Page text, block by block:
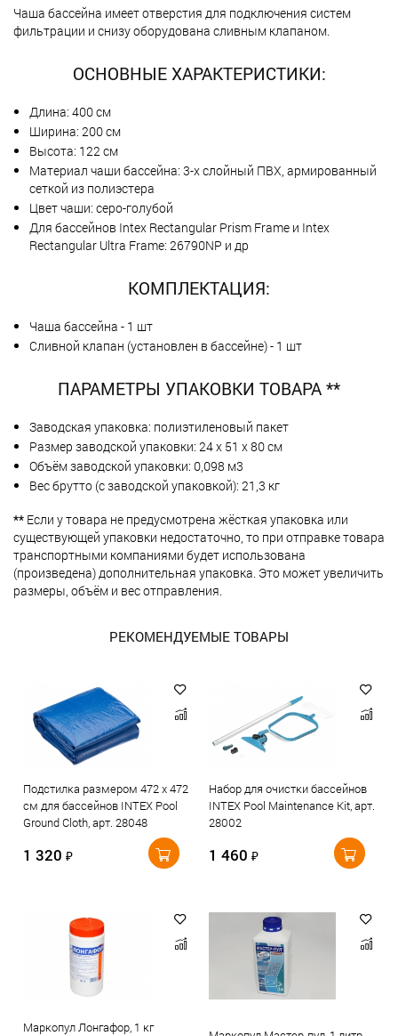
Чаша бассейна имеет отверстия для подключения систем
фильтрации и снизу оборудована сливным клапаном.
ОСНОВНЫЕ ХАРАКТЕРИСТИКИ:
Длина: 400 см
Ширина: 200 см
Высота: 122 см
Материал чаши бассейна: 3-х слойный ПВХ, армированный
сеткой из полиэстера
Цвет чаши: серо-голубой
Для бассейнов Intex Rectangular Prism Frame и Intex
Rectangular Ultra Frame: 26790NP и др
КОМПЛЕКТАЦИЯ:
Чаша бассейна - 1 шт
Сливной клапан (установлен в бассейне) - 1 шт
ПАРАМЕТРЫ УПАКОВКИ ТОВАРА **
Заводская упаковка: полиэтиленовый пакет
Размер заводской упаковки: 24 х 51 х 80 см
Объём заводской упаковки: 0,098 м3
Вес брутто (с заводской упаковкой): 21,3 кг
** Если у товара не предусмотрена жёсткая упаковка или
существующей упаковки недостаточно, то при отправке товара
транспортными компаниями будет использована
(произведена) дополнительная упаковка. Это может увеличить
размеры, объём и вес отправления.
РЕКОМЕНДУЕМЫЕ ТОВАРЫ
Подстилка размером 472 х 472
см для бассейнов INTEX Pool
Ground Cloth, арт. 28048
1 320 ₽
Набор для очистки бассейнов
INTEX Pool Maintenance Kit, арт.
28002
1 460 ₽
Маркопул Лонгафор, 1 кг